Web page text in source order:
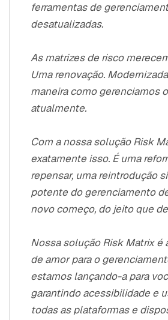
ferramentas de
desatualizadas.
As matrizes de risco
Uma renovação.
maneira como gerenciamos
atualmente.
Com a nossa solução Risk
exatamente isso. É uma
repensar, uma reintrodução
potente do gerenciamento
novo começo, do jeito que
Nossa solução Risk Matrix é
de amor para o
estamos lançando-a para
garantindo acessibilidade e
todas as plataformas e